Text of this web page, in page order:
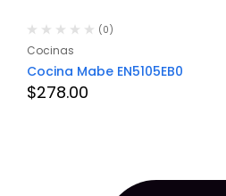
(0)
Cocinas
Cocina Mabe EN5105EB0
$278.00